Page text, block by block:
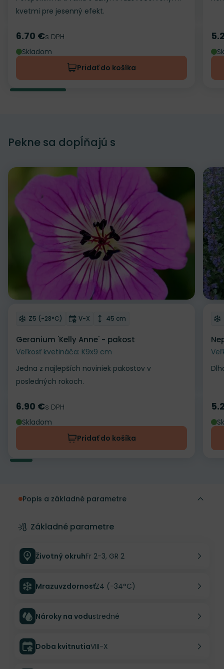
kvetmi pre jesenný efekt.
Cena
6.70 €s DPH
Skladom
Pridať do košíka
Pekne sa dopĺňajú s
Odober do zoznamu želaní
Mrazuvzdornosť
Z5 (-28°C) Doba kvitnutia
V-X Výška rastliny
45 cm
Geranium 'Kelly Anne' - pakost
Veľkosť kvetináča: K9x9 cm
Jedna z najlepších noviniek pakostov v
posledných rokoch.
Cena
6.90 €s DPH
Skladom
Pridať do košíka
Popis a základné parametre
Základné parametre
Životný okruhFr 2-3, GR 2
MrazuvzdornosťZ4 (-34°C)
Nároky na vodustredné
Doba kvitnutiaVIII-X